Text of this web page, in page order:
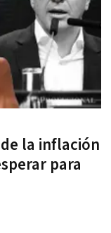
la inflación
para